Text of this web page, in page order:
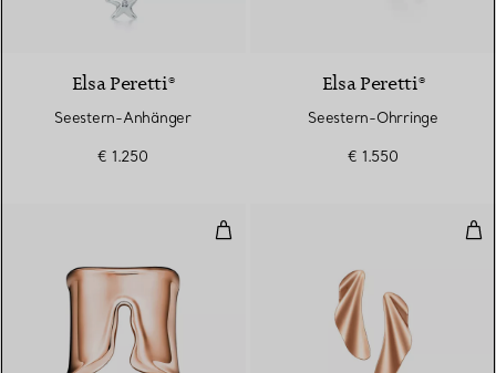
Elsa Peretti®
Seestern-Anhänger
€ 1.250
Elsa Peretti®
Seestern-Ohrringe
€ 1.550
Split Ring in Roségold